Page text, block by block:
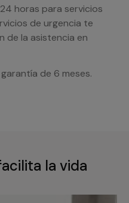
horas para servicios
de urgencia te
de la asistencia en
de 6 meses.
la vida